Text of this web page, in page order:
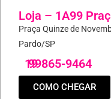
Loja – 1A99
Praça Quinze de
Pardo/SP
19
99865-9464
COMO CHEGAR